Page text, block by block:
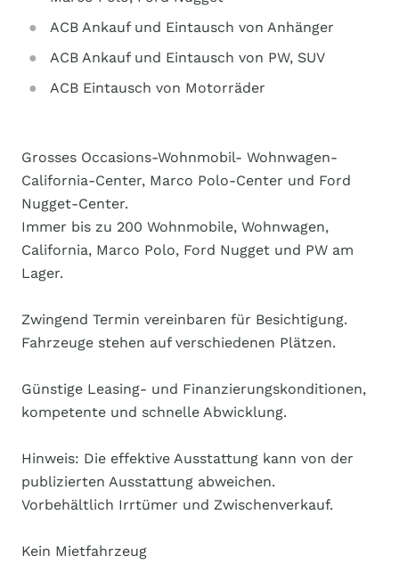
ACB Ankauf und Eintausch von Anhänger
ACB Ankauf und Eintausch von PW, SUV
ACB Eintausch von Motorräder
Grosses Occasions-Wohnmobil- Wohnwagen-
California-Center, Marco Polo-Center und Ford
Nugget-Center.
Immer bis zu 200 Wohnmobile, Wohnwagen,
California, Marco Polo, Ford Nugget und PW am
Lager.
Zwingend Termin vereinbaren für Besichtigung.
Fahrzeuge stehen auf verschiedenen Plätzen.
Günstige Leasing- und Finanzierungskonditionen,
kompetente und schnelle Abwicklung.
Hinweis: Die effektive Ausstattung kann von der
publizierten Ausstattung abweichen.
Vorbehältlich Irrtümer und Zwischenverkauf.
Kein Mietfahrzeug